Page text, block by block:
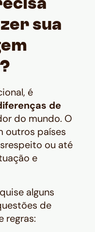
sua
é
de
do mundo. O
outros países
ou até
e
alguns
de
regras: